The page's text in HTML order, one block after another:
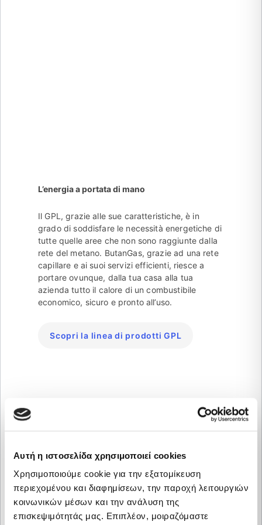
Αυτή η ιστοσελίδα χρησιμοποιεί cookies
Χρησιμοποιούμε cookie για την εξατομίκευση
περιεχομένου και διαφημίσεων, την παροχή λειτουργιών
κοινωνικών μέσων και την ανάλυση της
επισκεψιμότητάς μας. Επιπλέον, μοιραζόμαστε
L’energia a portata di mano
Il GPL, grazie alle sue caratteristiche, è in
grado di soddisfare le necessità energetiche di
tutte quelle aree che non sono raggiunte dalla
rete del metano. ButanGas, grazie ad una rete
capillare e ai suoi servizi efficienti, riesce a
portare ovunque, dalla tua casa alla tua
azienda tutto il calore di un combustibile
economico, sicuro e pronto all’uso.
Scopri la linea di prodotti GPL
Energia Elettrica e Gas
Naturale